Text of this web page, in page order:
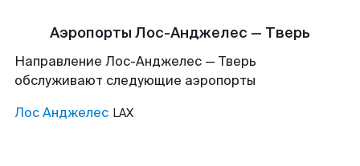
Аэропорты Лос-Анджелес — Тверь
Направление Лос-Анджелес — Тверь
обслуживают следующие аэропорты
Лос Анджелес LAX